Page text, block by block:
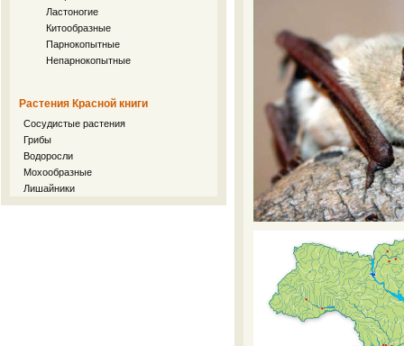
Ластоногие
Китообразные
Парнокопытные
Непарнокопытные
Растения Красной книги
Сосудистые растения
Грибы
Водоросли
Мохообразные
Лишайники